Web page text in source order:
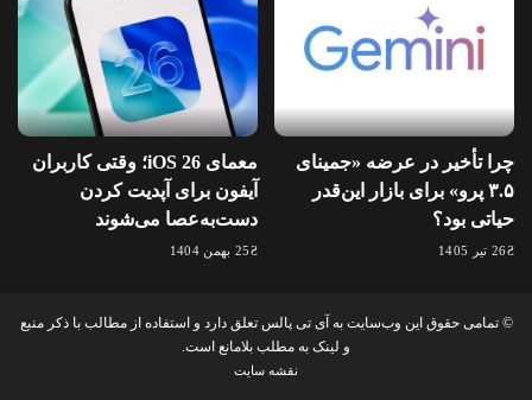
چرا تأخیر در عرضه «جمینای
۳.۵ پرو» برای بازار این‌قدر
حیاتی بود؟
26 تیر 1405
معمای iOS 26؛ وقتی کاربران
آیفون برای آپدیت کردن
دست‌به‌عصا می‌شوند
25 بهمن 1404
© تمامی حقوق این وب‌سایت به آی تی پالس تعلق دارد و استفاده از مطالب با ذکر منبع
و لینک به مطلب بلامانع است.
نقشه سایت